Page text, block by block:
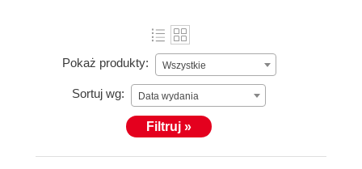
Pokaż produkty: Wszystkie
Sortuj wg: Data wydania
Filtruj »